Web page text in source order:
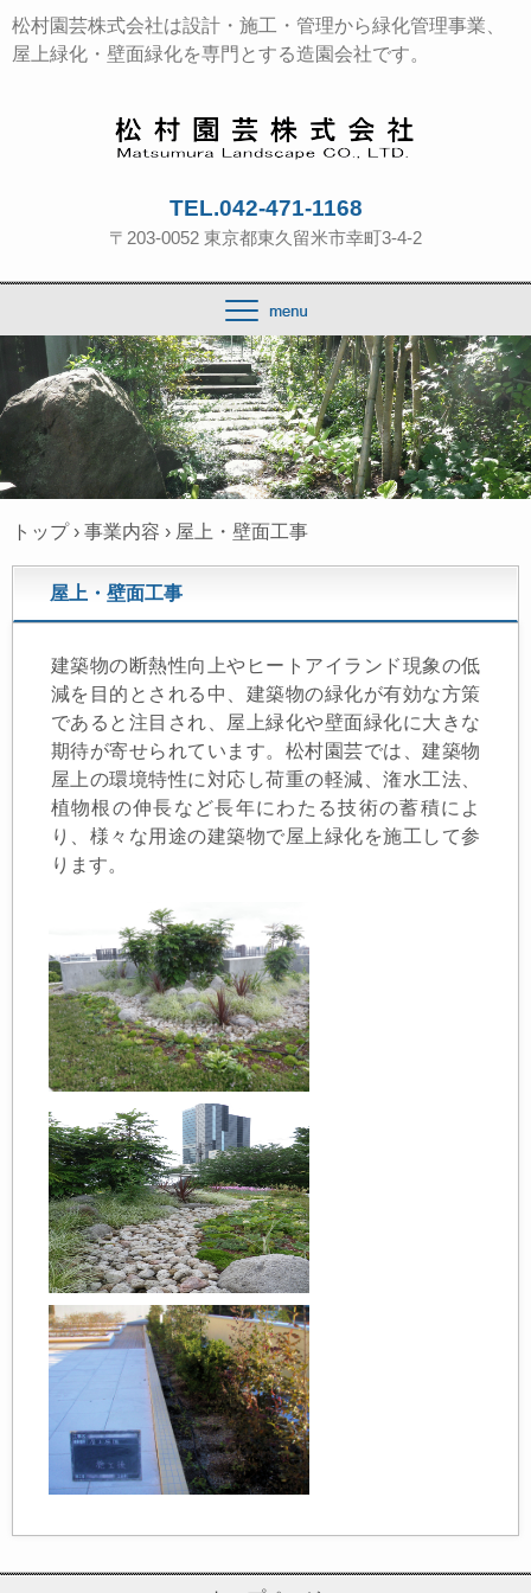
松村園芸株式会社は設計・施工・管理から緑化管理事業、
屋上緑化・壁面緑化を専門とする造園会社です。
TEL.042-471-1168
〒203-0052 東京都東久留米市幸町3-4-2
トップ › 事業内容 › 屋上・壁面工事
屋上・壁面工事
建築物の断熱性向上やヒートアイランド現象の低
減を目的とされる中、建築物の緑化が有効な方策
であると注目され、屋上緑化や壁面緑化に大きな
期待が寄せられています。松村園芸では、建築物
屋上の環境特性に対応し荷重の軽減、潅水工法、
植物根の伸長など長年にわたる技術の蓄積によ
り、様々な用途の建築物で屋上緑化を施工して参
ります。